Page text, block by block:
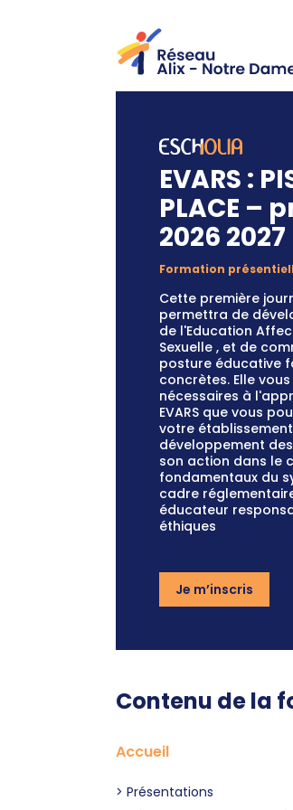
EVARS :
PLACE –
2026 2027
Formation
Cette première
permettra de
de l'Education
Sexuelle , et de
posture éducative
concrètes. Elle
nécessaires à
EVARS que vous
votre
développement
son action dans le
fondamentaux du
cadre
éducateur
éthiques
Je m’inscris
Contenu de la
Accueil
Présentations